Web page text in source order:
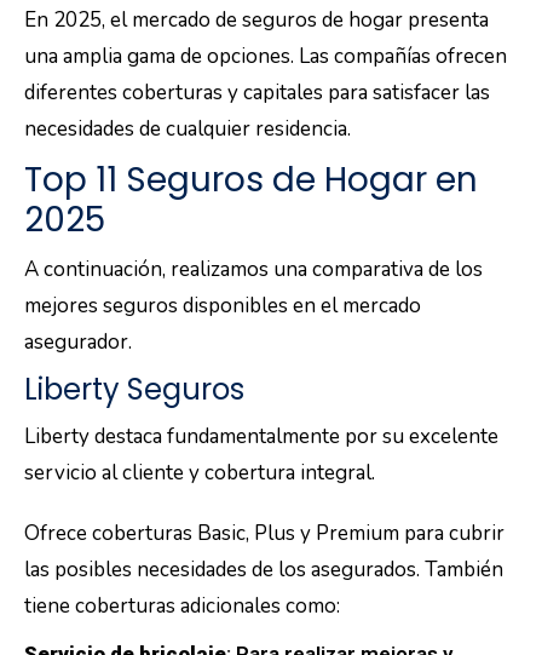
En 2025, el mercado de seguros de hogar presenta
una amplia gama de opciones. Las compañías ofrecen
diferentes coberturas y capitales para satisfacer las
necesidades de cualquier residencia.
Top 11 Seguros de Hogar en
2025
A continuación, realizamos una comparativa de los
mejores seguros disponibles en el mercado
asegurador.
Liberty Seguros
Liberty destaca fundamentalmente por su excelente
servicio al cliente y cobertura integral.
Ofrece coberturas Basic, Plus y Premium para cubrir
las posibles necesidades de los asegurados. También
tiene coberturas adicionales como: